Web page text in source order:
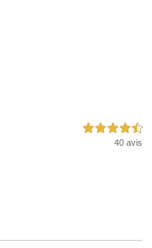
4,5 étoiles sur 5
40 avis